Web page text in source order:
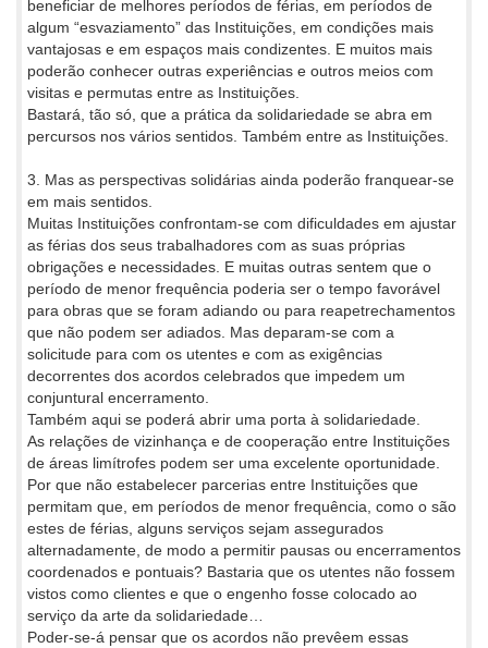
beneficiar de melhores períodos de férias, em períodos de
algum “esvaziamento” das Instituições, em condições mais
vantajosas e em espaços mais condizentes. E muitos mais
poderão conhecer outras experiências e outros meios com
visitas e permutas entre as Instituições.
Bastará, tão só, que a prática da solidariedade se abra em
percursos nos vários sentidos. Também entre as Instituições.
3. Mas as perspectivas solidárias ainda poderão franquear-se
em mais sentidos.
Muitas Instituições confrontam-se com dificuldades em ajustar
as férias dos seus trabalhadores com as suas próprias
obrigações e necessidades. E muitas outras sentem que o
período de menor frequência poderia ser o tempo favorável
para obras que se foram adiando ou para reapetrechamentos
que não podem ser adiados. Mas deparam-se com a
solicitude para com os utentes e com as exigências
decorrentes dos acordos celebrados que impedem um
conjuntural encerramento.
Também aqui se poderá abrir uma porta à solidariedade.
As relações de vizinhança e de cooperação entre Instituições
de áreas limítrofes podem ser uma excelente oportunidade.
Por que não estabelecer parcerias entre Instituições que
permitam que, em períodos de menor frequência, como o são
estes de férias, alguns serviços sejam assegurados
alternadamente, de modo a permitir pausas ou encerramentos
coordenados e pontuais? Bastaria que os utentes não fossem
vistos como clientes e que o engenho fosse colocado ao
serviço da arte da solidariedade…
Poder-se-á pensar que os acordos não prevêem essas